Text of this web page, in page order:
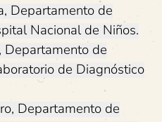
Departamento de
Nacional de Niños.
Departamento de
de Diagnóstico
Departamento de